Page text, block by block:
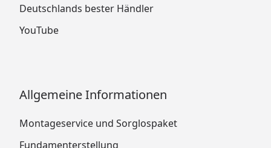
Deutschlands bester Händler
YouTube
Allgemeine Informationen
Montageservice und Sorglospaket
Fundamenterstellung